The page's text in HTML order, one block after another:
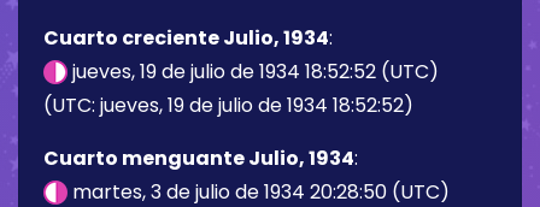
Cuarto creciente Julio, 1934:
jueves, 19 de julio de 1934 18:52:52 (UTC)
(UTC: jueves, 19 de julio de 1934 18:52:52)
Cuarto menguante Julio, 1934:
martes, 3 de julio de 1934 20:28:50 (UTC)